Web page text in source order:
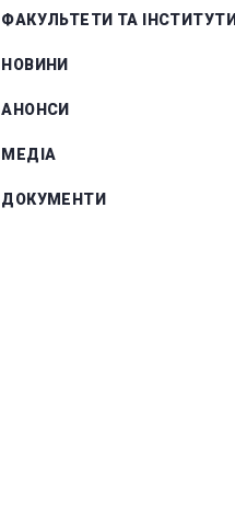
ФАКУЛЬТЕТИ ТА ІНСТИТУТИ
НОВИНИ
АНОНСИ
МЕДІА
ДОКУМЕНТИ